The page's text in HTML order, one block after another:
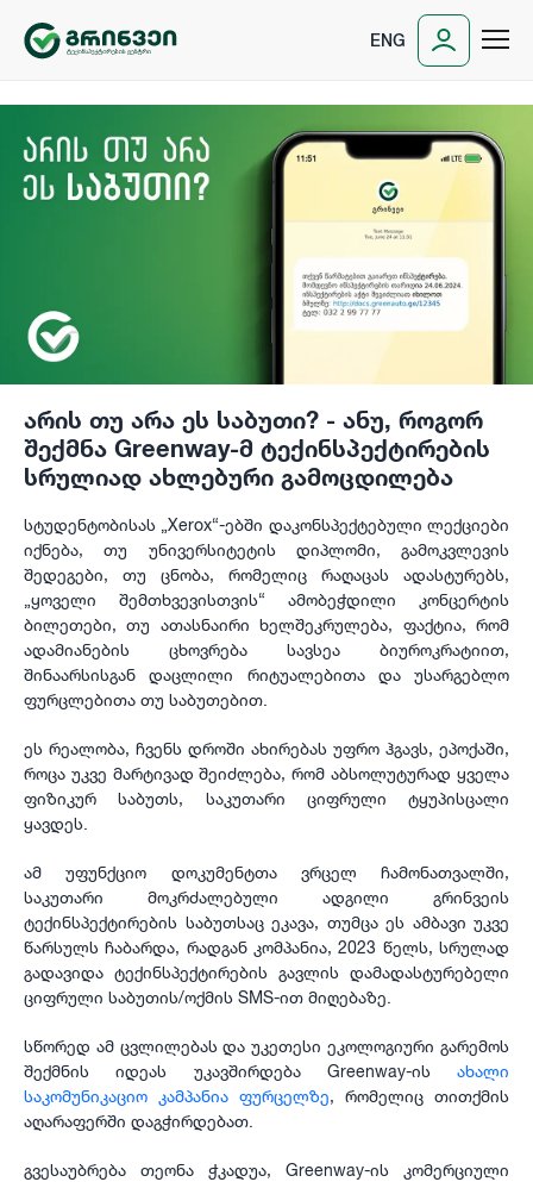
ENG
არის თუ არა ეს საბუთი? - ანუ, როგორ
შექმნა Greenway-მ ტექინსპექტირების
სრულიად ახლებური გამოცდილება
სტუდენტობისას „Xerox“-ებში დაკონსპექტებული ლექციები
იქნება, თუ უნივერსიტეტის დიპლომი, გამოკვლევის
შედეგები, თუ ცნობა, რომელიც რაღაცას ადასტურებს,
„ყოველი შემთხვევისთვის“ ამობეჭდილი კონცერტის
ბილეთები, თუ ათასნაირი ხელშეკრულება, ფაქტია, რომ
ადამიანების ცხოვრება სავსეა ბიუროკრატიით,
შინაარსისგან დაცლილი რიტუალებითა და უსარგებლო
ფურცლებითა თუ საბუთებით.
ეს რეალობა, ჩვენს დროში ახირებას უფრო ჰგავს, ეპოქაში,
როცა უკვე მარტივად შეიძლება, რომ აბსოლუტურად ყველა
ფიზიკურ საბუთს, საკუთარი ციფრული ტყუპისცალი
ყავდეს.
ამ უფუნქციო დოკუმენტთა ვრცელ ჩამონათვალში,
საკუთარი მოკრძალებული ადგილი გრინვეის
ტექინსპექტირების საბუთსაც ეკავა, თუმცა ეს ამბავი უკვე
წარსულს ჩაბარდა, რადგან კომპანია, 2023 წელს, სრულად
გადავიდა ტექინსპექტირების გავლის დამადასტურებელი
ციფრული საბუთის/ოქმის SMS-ით მიღებაზე.
სწორედ ამ ცვლილებას და უკეთესი ეკოლოგიური გარემოს
შექმნის იდეას უკავშირდება Greenway-ის ახალი
საკომუნიკაციო კამპანია ფურცელზე, რომელიც თითქმის
აღარაფერში დაგჭირდებათ.
გვესაუბრება თეონა ჭკადუა, Greenway-ის კომერციული